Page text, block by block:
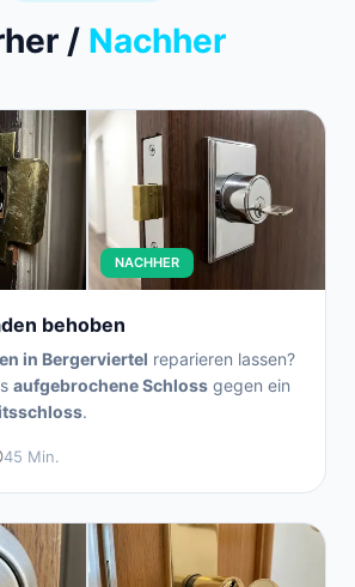
/ Nachher
NACHHER
behoben
in Bergerviertel reparieren lassen?
aufgebrochene Schloss gegen ein
.
45 Min.